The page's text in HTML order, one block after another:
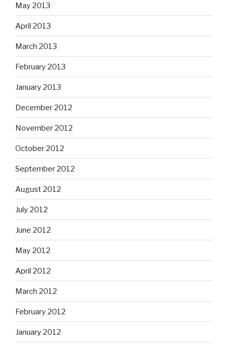
May 2013
April 2013
March 2013
February 2013
January 2013
December 2012
November 2012
October 2012
September 2012
August 2012
July 2012
June 2012
May 2012
April 2012
March 2012
February 2012
January 2012